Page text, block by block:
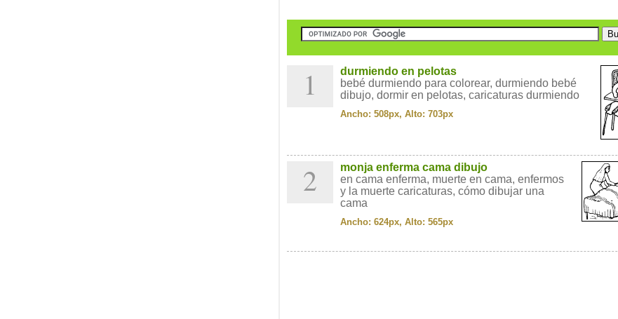
1
durmiendo en pelotas
bebé durmiendo para colorear, durmiendo bebé
dibujo, dormir en pelotas, caricaturas durmiendo
Ancho: 508px, Alto: 703px
2
monja enferma cama dibujo
en cama enferma, muerte en cama, enfermos
y la muerte caricaturas, cómo dibujar una
cama
Ancho: 624px, Alto: 565px